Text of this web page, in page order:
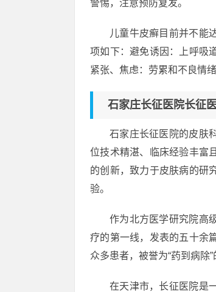
警惕，注意预防复发。
儿童牛皮癣目前并不能
项如下：避免诱因：上呼吸
紧张、焦虑：劳累和不良情
石家庄长征医院长征
石家庄长征医院的皮肤
位技术精湛、临床经验丰富
的创新，致力于皮肤病的研
验。
作为北方医学研究院高
疗的第一线，发表的五十余
众多患者，被誉为“药到病除”
在天津市，长征医院是